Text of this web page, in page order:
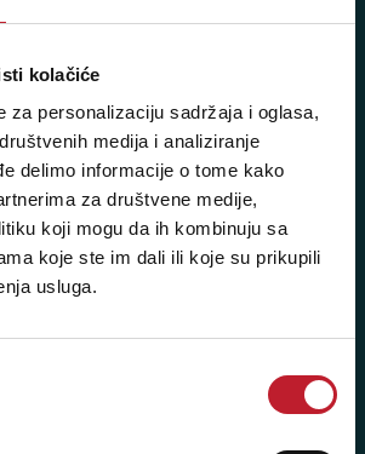
kolačiće
za personalizaciju sadržaja i oglasa,
medija i analiziranje
delimo informacije o tome kako
za društvene medije,
koji mogu da ih kombinuju sa
koje ste im dali ili koje su prikupili
usluga.
9